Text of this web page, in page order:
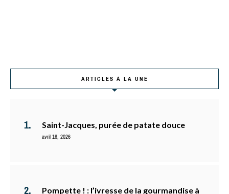
ARTICLES À LA UNE
Saint-Jacques, purée de patate douce
avril 16, 2026
Pompette ! : l’ivresse de la gourmandise à